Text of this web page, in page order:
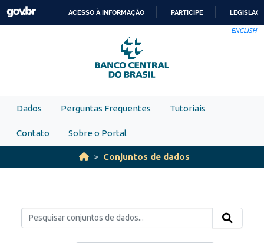
Skip to main content
PARA
O
CONTEÚDO
ACESSO À INFORMAÇÃO PARTICIPE
ENGLISH
Dados Perguntas Frequentes Tutoriais
Contato Sobre o Portal
Conjuntos de dados